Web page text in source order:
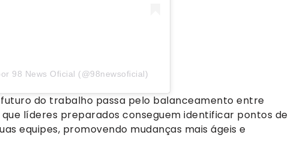
98 News Oficial (@98newsoficial)
do trabalho passa pelo balanceamento entre
líderes preparados conseguem identificar pontos de
equipes, promovendo mudanças mais ágeis e